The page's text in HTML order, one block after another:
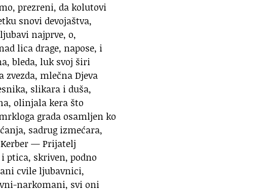
prezreni, da kolutovi
snovi devojaštva,
najprve, o,
lica drage, napose, i
bleda, luk svoj širi
mlečna Djeva
slikara i duša,
olinjala kera što
grada osamljen ko
sadrug izmećara,
— Prijatelj
ptica, skriven, podno
cvile ljubavnici,
narkomani, svi oni